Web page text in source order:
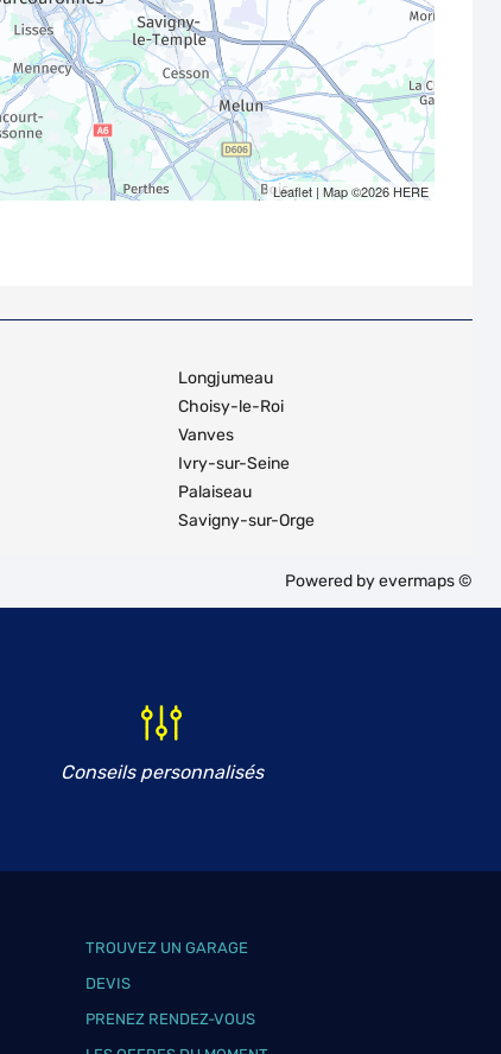
Leaflet| Map ©2026 HERE
Longjumeau
Choisy-le-Roi
Vanves
Ivry-sur-Seine
Palaiseau
Savigny-sur-Orge
Powered byevermaps ©
Conseils personnalisés
TROUVEZ UN GARAGE
DEVIS
PRENEZ RENDEZ-VOUS